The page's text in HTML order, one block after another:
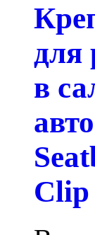
для
в